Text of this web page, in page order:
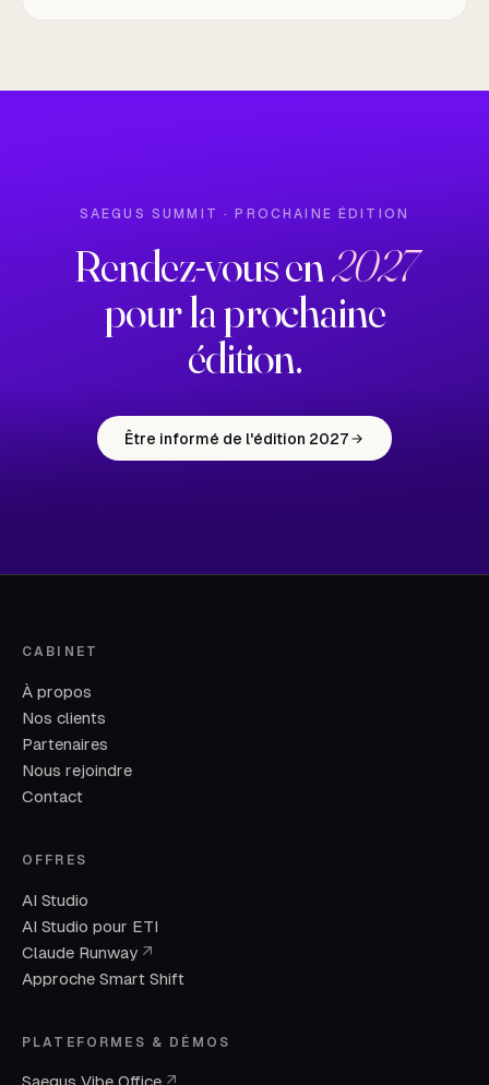
SAEGUS SUMMIT · PROCHAINE ÉDITION
Rendez-vous en2027
pour la prochaine
édition.
Être informé de l'édition 2027
CABINET
À propos
Nos clients
Partenaires
Nous rejoindre
Contact
OFFRES
AI Studio
AI Studio pour ETI
Claude Runway ↗
Approche Smart Shift
PLATEFORMES & DÉMOS